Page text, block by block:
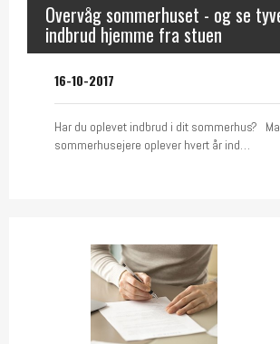
Overvåg sommerhuset - og se
indbrud hjemme fra stuen
16-10-2017
Har du oplevet indbrud i dit sommerhus?
sommerhusejere oplever hvert år ind…